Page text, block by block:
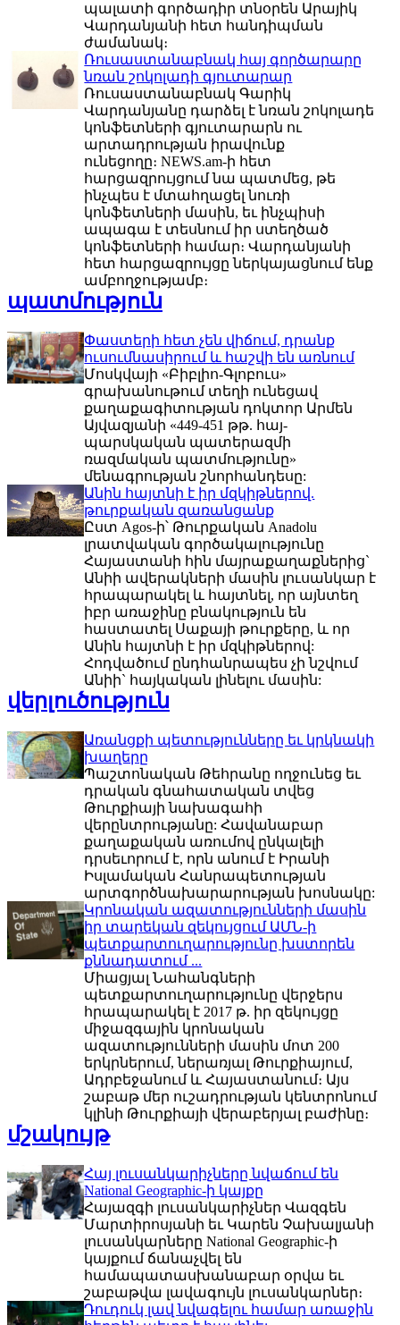
պալատի գործադիր տնօրեն Արայիկ
Վարդանյանի հետ հանդիպման
ժամանակ։
Ռուսաստանաբնակ հայ գործարարը
նռան շոկոլադի գյուտարար
Ռուսաստանաբնակ Գարիկ
Վարդանյանը դարձել է նռան շոկոլադե
կոնֆետների գյուտարարն ու
արտադրության իրավունք
ունեցողը։ NEWS.am-ի հետ
հարցազրույցում նա պատմեց, թե
ինչպես է մտահղացել նուռի
կոնֆետների մասին, եւ ինչպիսի
ապագա է տեսնում իր ստեղծած
կոնֆետների համար։ Վարդանյանի
հետ հարցազրույցը ներկայացնում ենք
ամբողջությամբ։
պատմություն
Փաստերի հետ չեն վիճում, դրանք
ուսումնասիրում և հաշվի են առնում
Մոսկվայի «Բիբլիո-Գլոբուս»
գրախանութում տեղի ունեցավ
քաղաքագիտության դոկտոր Արմեն
Այվազյանի «449-451 թթ. հայ-
պարսկական պատերազմի
ռազմական պատմությունը»
մենագրության շնորհանդեսը:
Անին հայտնի է իր մզկիթներով.
թուրքական զառանցանք
Ըստ Agos-ի՝ Թուրքական Anadolu
լրատվական գործակալությունը
Հայաստանի հին մայրաքաղաքներից`
Անիի ավերակների մասին լուսանկար է
հրապարակել և հայտնել, որ այնտեղ
իբր առաջինը բնակություն են
հաստատել Սաքայի թուրքերը, և որ
Անին հայտնի է իր մզկիթներով:
Հոդվածում ընդհանրապես չի նշվում
Անիի` հայկական լինելու մասին:
վերլուծություն
Առանցքի պետությունները եւ կրկնակի
խաղերը
Պաշտոնական Թեհրանը ողջունեց եւ
դրական գնահատական տվեց
Թուրքիայի նախագահի
վերընտրությանը: Հավանաբար
քաղաքական առումով ընկալելի
դրսեւորում է, որն անում է Իրանի
Իսլամական Հանրապետության
արտգործնախարարության խոսնակը:
Կրոնական ազատությունների մասին
իր տարեկան զեկույցում ԱՄՆ-ի
պետքարտուղարությունը խստորեն
քննադատում ...
Միացյալ Նահանգների
պետքարտուղարությունը վերջերս
հրապարակել է 2017 թ. իր զեկույցը
միջազգային կրոնական
ազատությունների մասին մոտ 200
երկրներում, ներառյալ Թուրքիայում,
Ադրբեջանում և Հայաստանում։ Այս
շաբաթ մեր ուշադրության կենտրոնում
կլինի Թուրքիայի վերաբերյալ բաժինը։
մշակույթ
Հայ լուսանկարիչները նվաճում են
National Geographic-ի կայքը
Հայազգի լուսանկարիչներ Վազգեն
Մարտիրոսյանի եւ Կարեն Չախալյանի
լուսանկարները National Geographic-ի
կայքում ճանաչվել են
համապատասխանաբար օրվա եւ
շաբաթվա լավագույն լուսանկարներ։
Դուդուկ լավ նվագելու համար առաջին